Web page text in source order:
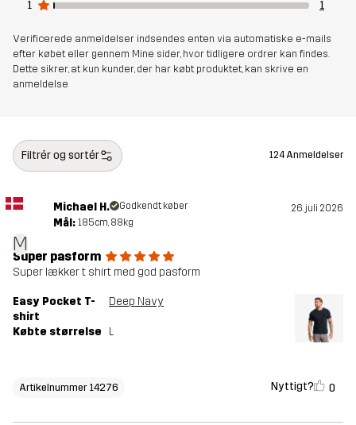
1
1
Verificerede anmeldelser indsendes enten via automatiske e-mails
efter købet eller gennem Mine sider, hvor tidligere ordrer kan findes.
Dette sikrer, at kun kunder, der har købt produktet, kan skrive en
anmeldelse
Filtrér og sortér 124 Anmeldelser
M
Michael H. Godkendt køber 26. juli 2026
Mål: 185cm, 88kg
Super pasform
Super lækker t shirt med god pasform
Easy Pocket T-
shirt
Deep Navy
Købte størrelse L
Artikelnummer 14276 Nyttigt? 0